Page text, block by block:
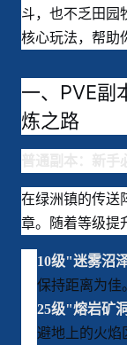
斗，也不乏田园
核心玩法，帮助
一、PVE副
炼之路
在绿洲镇的传送
章。随着等级提
10级"迷雾沼
保持距离为佳。
25级"熔岩矿
避地上的火焰